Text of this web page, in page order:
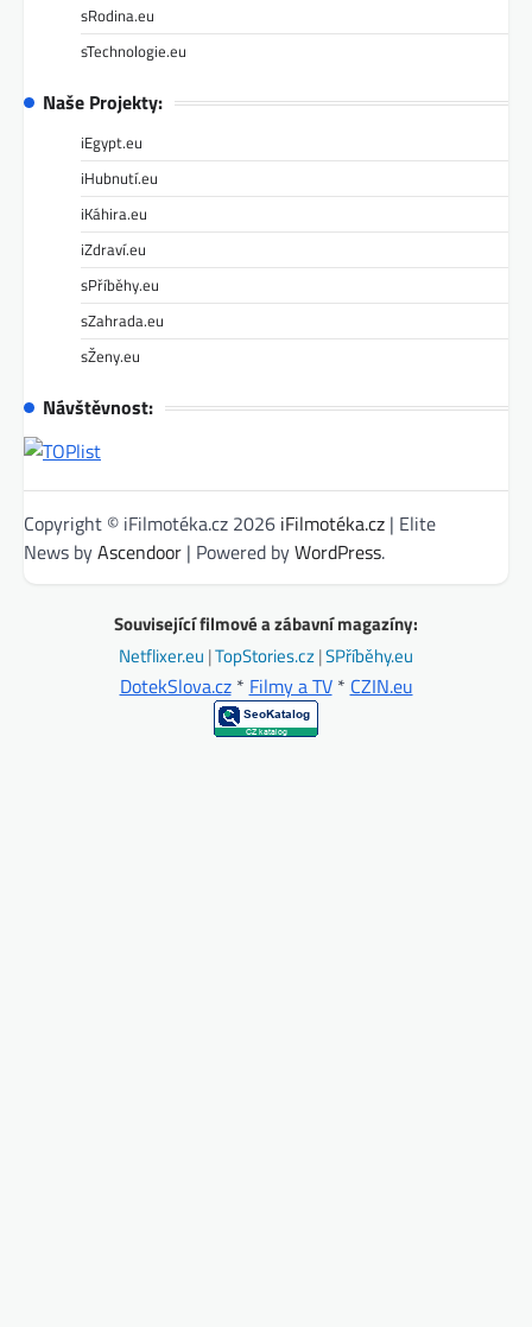
sRodina.eu
sTechnologie.eu
Naše Projekty:
iEgypt.eu
iHubnutí.eu
iKáhira.eu
iZdraví.eu
sPříběhy.eu
sZahrada.eu
sŽeny.eu
Návštěvnost:
Copyright © iFilmotéka.cz 2026 iFilmotéka.cz | Elite
News byAscendoor | Powered byWordPress.
Související filmové a zábavní magazíny:
Netflixer.eu |TopStories.cz|SPříběhy.eu
DotekSlova.cz* Filmy a TV* CZIN.eu